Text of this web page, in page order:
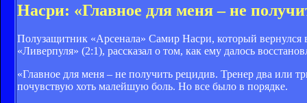
Насри: «Главное для меня – не
Полузащитник «Арсенала» Самир Насри, который вернулся
«Ливерпуля» (2:1), рассказал о том, как ему далось
«Главное для меня – не получить рецидив. Тренер два или
почувствую хоть малейшую боль. Но все было в порядке.